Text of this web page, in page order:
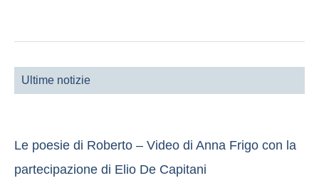
Ultime notizie
Le poesie di Roberto – Video di Anna Frigo con la
partecipazione di Elio De Capitani